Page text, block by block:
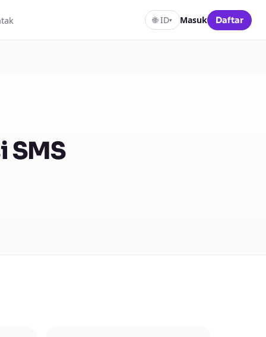
🌐ID▾ Masuk Daftar
SMS